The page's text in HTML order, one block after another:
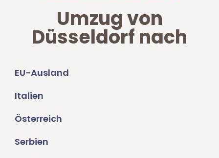
Umzug von
Düsseldorf nach
EU-Ausland
Italien
Österreich
Serbien